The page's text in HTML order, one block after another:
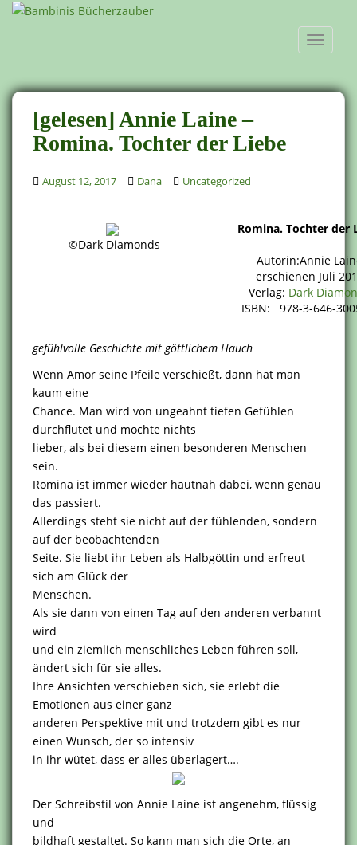
[gelesen] Annie Laine –
Romina. Tochter der Liebe
August 12, 2017 Dana Uncategorized
©Dark Diamonds
Romina. Tochter der
Autorin:Annie
erschienen Juli
Verlag: Dark
ISBN: 978-3-646-
gefühlvolle Geschichte mit göttlichem Hauch
Wenn Amor seine Pfeile verschießt, dann hat man
kaum eine
Chance. Man wird von ungeahnt tiefen Gefühlen
durchflutet und möchte nichts
lieber, als bei diesem einen besonderen Menschen
sein.
Romina ist immer wieder hautnah dabei, wenn genau
das passiert.
Allerdings steht sie nicht auf der fühlenden, sondern
auf der beobachtenden
Seite. Sie liebt ihr Leben als Halbgöttin und erfreut
sich am Glück der
Menschen.
Als sie dann von einen Tag auf den anderen verbannt
wird
und ein ziemlich menschliches Leben führen soll,
ändert sich für sie alles.
Ihre Ansichten verschieben sich, sie erlebt die
Emotionen aus einer ganz
anderen Perspektive mit und trotzdem gibt es nur
einen Wunsch, der so intensiv
in ihr wütet, dass er alles überlagert….
Der Schreibstil von Annie Laine ist angenehm, flüssig
und
bildhaft gestaltet. So kann man sich die Orte, an